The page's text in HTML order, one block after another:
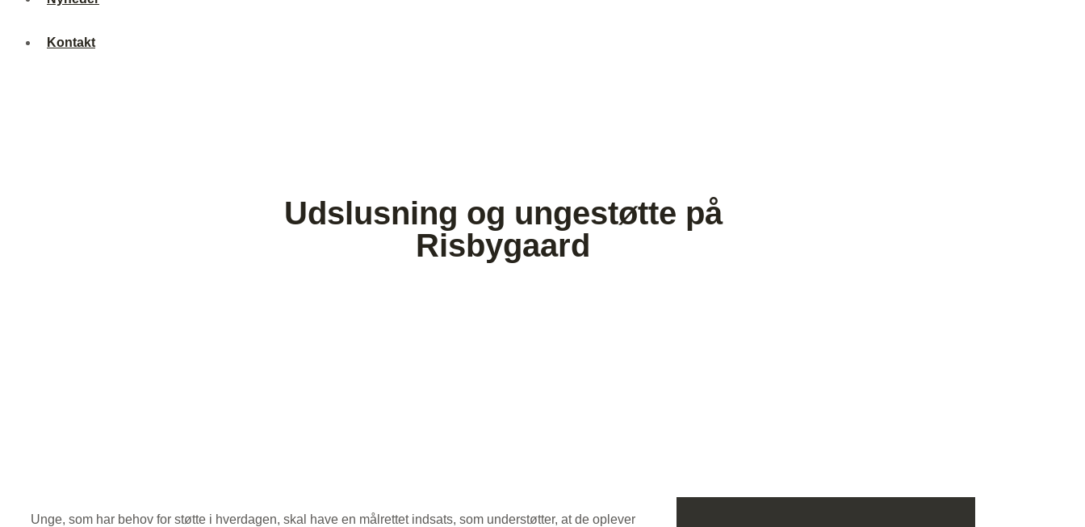
Kontakt
Udslusning og ungestøtte på
Risbygaard
Unge, som har behov for støtte i hverdagen, skal have en målrettet indsats, som understøtter, at de oplever